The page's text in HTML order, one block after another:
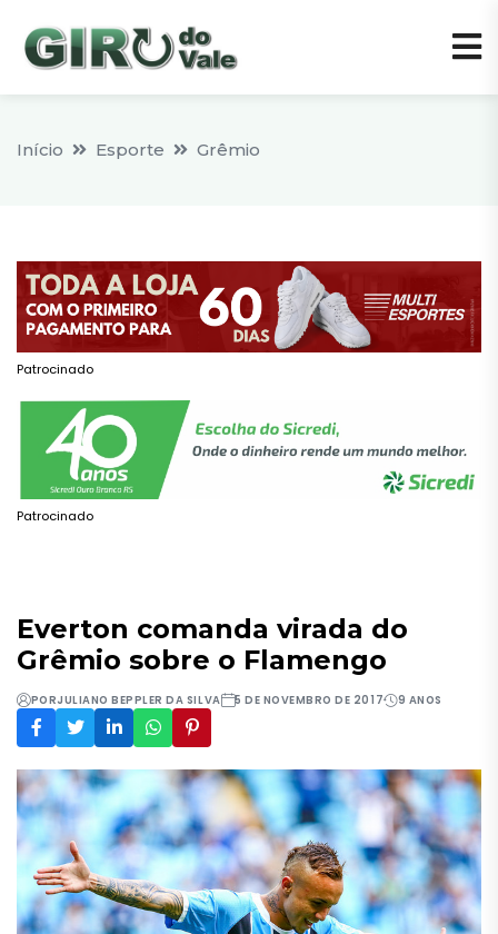
Início Esporte Grêmio
Patrocinado
Patrocinado
Everton comanda virada do
Grêmio sobre o Flamengo
PORJULIANO BEPPLER DA SILVA 5 DE NOVEMBRO DE 2017 9 ANOS